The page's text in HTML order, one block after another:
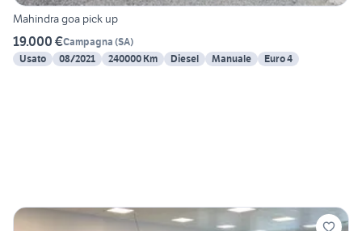
Mahindra goa pick up
19.000 €Campagna (SA)
Usato
08/2021 240000 Km Diesel Manuale Euro 4